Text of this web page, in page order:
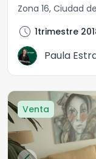
Zona 16, Ciudad
schedule 1trimestre
Paula
Venta